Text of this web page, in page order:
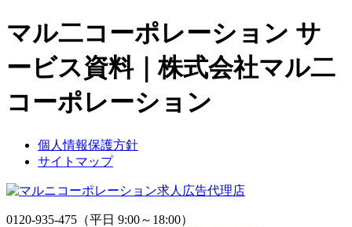
マル二コーポレーション サ
ービス資料｜株式会社マル二
コーポレーション
個人情報保護方針
サイトマップ
求人広告代理店
0120-935-475 （平日 9:00～18:00）